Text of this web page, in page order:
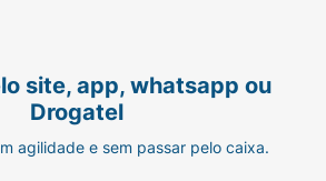
site, app, whatsapp ou
Drogatel
agilidade e sem passar pelo caixa.